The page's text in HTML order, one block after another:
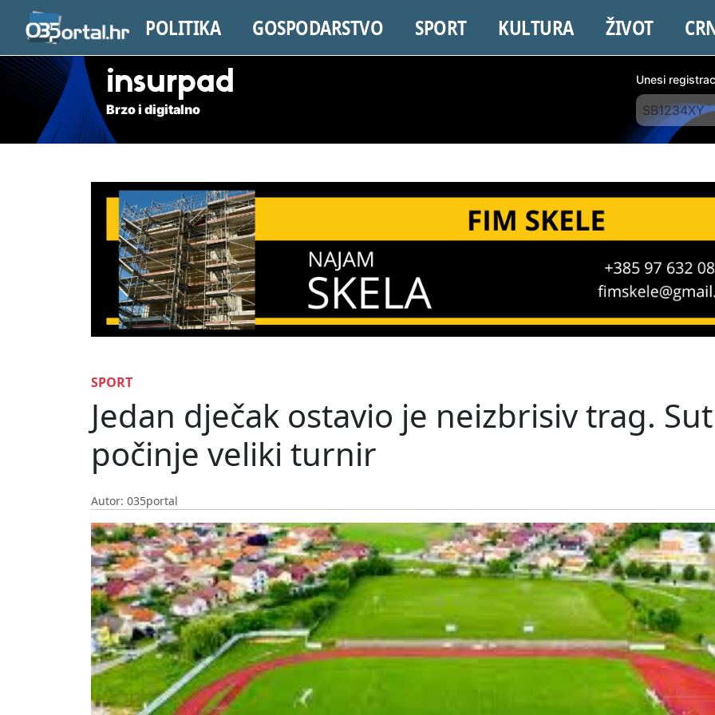
POLITIKA GOSPODARSTVO SPORT KULTURA ŽIVOT
insurpad
Brzo i digitalno
Unesi
SPORT
Jedan dječak ostavio je neizbrisiv trag.
počinje veliki turnir
Autor: 035portal